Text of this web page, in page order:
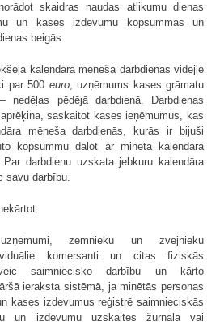
skaidras naudas atlikumu dienas
un kases izdevumu kopsummas un
beigās.
kalendāra mēneša darbdienas vidējie
par 500 euro, uzņēmums kases grāmatu
pēdējā darbdienā. Darbdienas
saskaitot kases ieņēmumus, kas
mēneša darbdienās, kurās ir bijuši
kopsummu dalot ar minētā kalendāra
darbdienu uzskata jebkuru kalendāra
savu darbību.
zemnieku un zvejnieku
komersanti un citas fiziskās
saimniecisko darbību un kārto
ieraksta sistēmā, ja minētās personas
kases izdevumus reģistrē saimnieciskās
un izdevumu uzskaites žurnālā vai